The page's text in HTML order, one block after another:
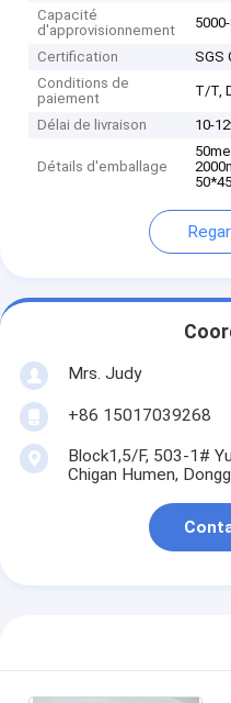
Capacité
d'approvisionnement
Certification
SGS
Conditions de
paiement
T/T,
Délai de livraison 10-
Détails d'emballage
Mrs. Judy
+86 15017039268
Block1,5/F, 503-1#
Chigan Humen,